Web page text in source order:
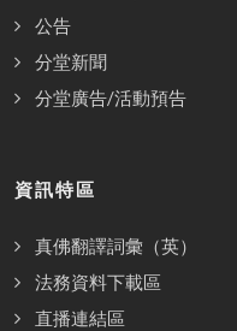
公告
分堂新聞
分堂廣告/活動預告
資訊特區
真佛翻譯詞彙（英）
法務資料下載區
直播連結區